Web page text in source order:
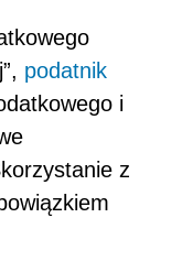
podatnik
i
z